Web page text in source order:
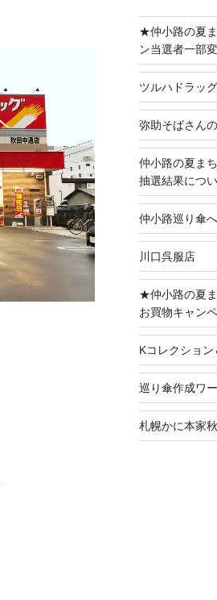
★仲小路の夏
ン当選者一部
ツルハドラッ
弥助そばさん
仲小路の夏ま
抽選結果につ
仲小路巡り傘
川口呉服店
★仲小路の夏
お買物キャン
Kコレクション
巡り傘作成ワ
札幌かに本家